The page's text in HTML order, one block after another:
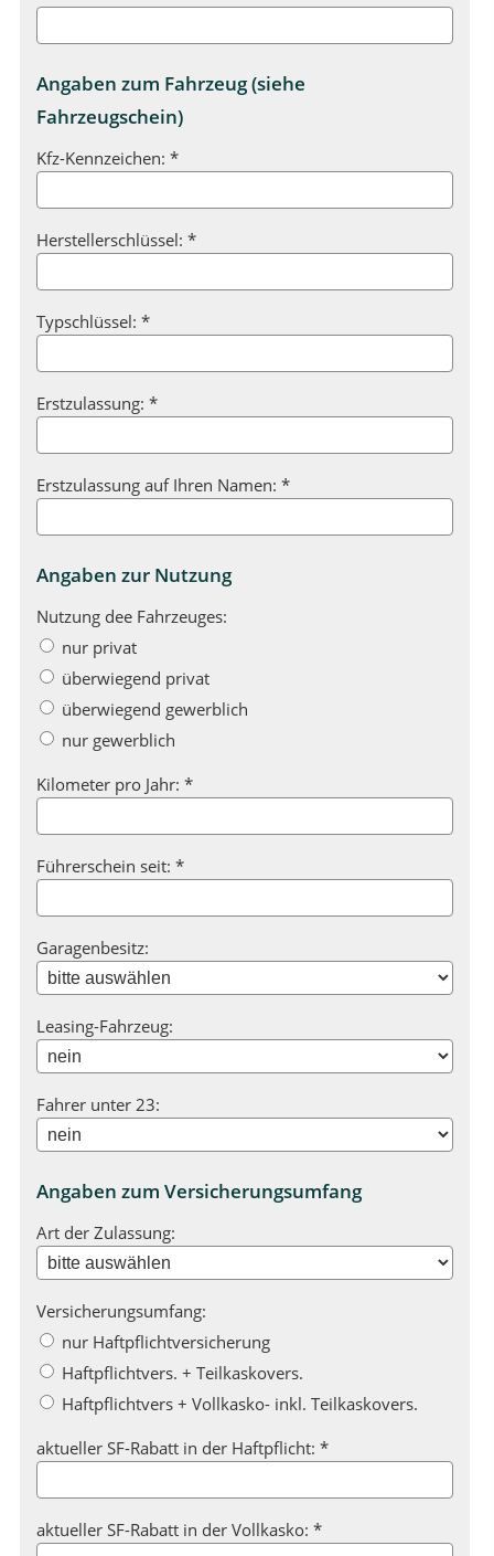
Angaben zum Fahrzeug (siehe
Fahrzeugschein)
Kfz-Kennzeichen: *
Herstellerschlüssel: *
Typschlüssel: *
Erstzulassung: *
Erstzulassung auf Ihren Namen: *
Angaben zur Nutzung
Nutzung dee Fahrzeuges:
nur privat
überwiegend privat
überwiegend gewerblich
nur gewerblich
Kilometer pro Jahr: *
Führerschein seit: *
Garagenbesitz:
Leasing-Fahrzeug:
Fahrer unter 23:
Angaben zum Versicherungsumfang
Art der Zulassung:
Versicherungsumfang:
nur Haftpflichtversicherung
Haftpflichtvers. + Teilkaskovers.
Haftpflichtvers + Vollkasko- inkl. Teilkaskovers.
aktueller SF-Rabatt in der Haftpflicht: *
aktueller SF-Rabatt in der Vollkasko: *